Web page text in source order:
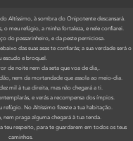
Altíssimo, à sombra do Onipotente descansará.
o meu refúgio, a minha fortaleza, e nele confiarei.
do passarinheiro, e da peste perniciosa.
das suas asas te confiarás; a sua verdade será o
escudo e broquel.
de noite nem da seta que voa de dia,.
nem da mortandade que assola ao meio-dia.
mil à tua direita, mas não chegará a ti.
e verás a recompensa dos ímpios.
refúgio. No Altíssimo fizeste a tua habitação.
nem praga alguma chegará à tua tenda.
teu respeito, para te guardarem em todos os teus
caminhos.